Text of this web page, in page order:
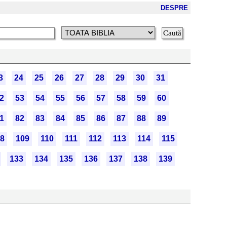
DESPRE
24 25 26 27 28 29 30 31
53 54 55 56 57 58 59 60
82 83 84 85 86 87 88 89
109 110 111 112 113 114 115
133 134 135 136 137 138 139